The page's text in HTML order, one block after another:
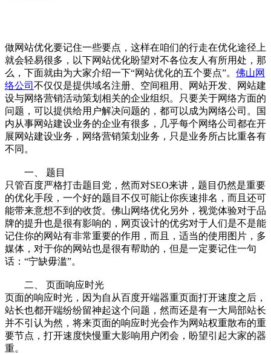
做网站优化要记住一些要点，这样在咱们的行走在优化途径上
就会轻易很多，以下网站优化盼望对不各位友人有所用处，那
么，下面就由为大家介绍一下“网站优化的五个要点”。 佛山网
络公司 不仅仅是提供域名注册、空间租用、网站开发、网站建
设与网络营销活动策划相关的企业组织。只要关于网络方面的
问题，可以提供给用户解决问题的，都可以成为网络公司。国
内从事网站建设业务的企业有很多，几乎每个网络公司都在开
展网站建设业务，网络营销策划业务，只是业务所占比重各有
不同。
一、 题目
只管百度严格打击题目党，然而对SEO来讲，题目仍然是重要
的优化手段，一个好的题目不仅可能让你疾速排名，而且还可
能带来意想不到的收货。佛山网络优化另外，视觉体验对于品
牌的提升也是很有影响的，网页设计的优劣对于人们是不是能
记住你的网站有非常重要的作用，而且，适当的使用图片，多
媒体，对于你的网站也是很有帮助的，但是一定要记住一句
话：“宁缺毋滥”。
二、 页面响应时光
页面的响应时光，因为自从百度开端器重页面打开速度之后，
站长也都开端纷纷留神起这个问题，然而还是有一大局部站长
并不引认为然，将来页面的响应时光会作为网站权重散布的重
要节点，打开速度快慢重大影响用户闭会，盼望引起大家的器
重。